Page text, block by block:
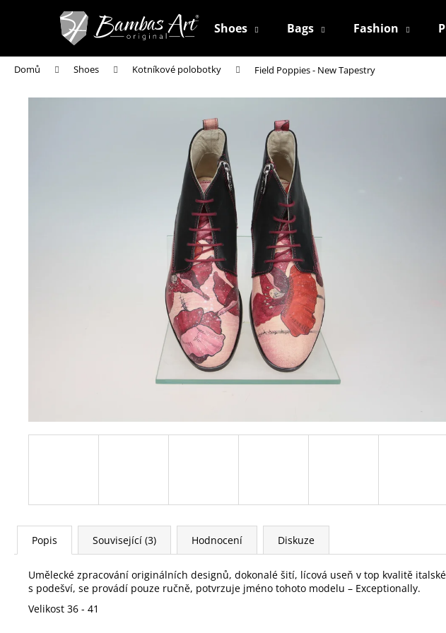
Shoes Bags Fashion
Domů Shoes Kotníkové polobotky Field Poppies - New Tapestry
Popis Související (3) Hodnocení Diskuze
Umělecké zpracování originálních designů, dokonalé šití, lícová useň v top kvalitě
s podešví, se provádí pouze ručně, potvrzuje jméno tohoto modelu – Exceptionally.
Velikost 36 - 41
í
Zpět
do
obchodu
Zpět
do
obchodu
Co